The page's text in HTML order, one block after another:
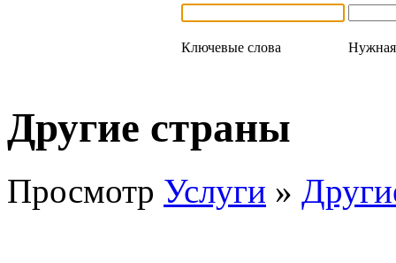
Ключевые слова Нужная
Другие страны
Просмотр Услуги »